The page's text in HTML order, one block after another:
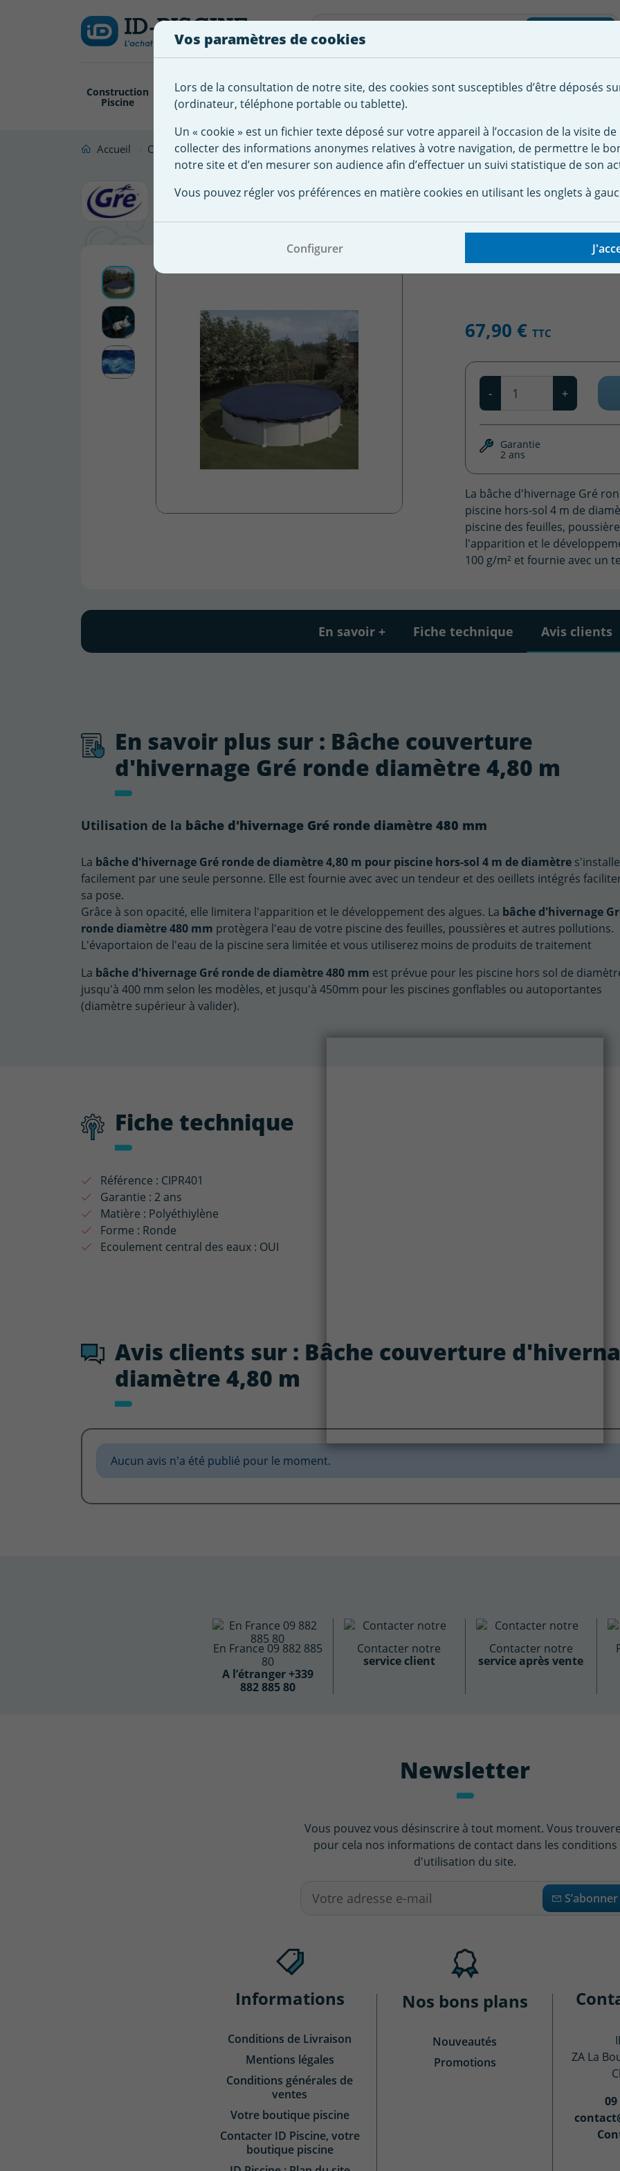
Construction
Piscine
Revêtement
Piscine
Pompe
Filtration
Traitement de
l'eau
Robot
Piscine
Chauffage & Couverture Autour de la
Accueil Couverture Abris Piscine Bâche d'hivernage Bâche d'hivernage piscine hors sol Bâche
Bâche couverture d'hivernage
diamètre 4,80 m
67,90 € TTC
Qté
- +
Garantie
2 ans
La bâche d'hivernage Gré
piscine hors-sol 4 m de
piscine des feuilles,
l'apparition et le
100 g/m² et fournie avec un
En savoir + Fiche technique Avis clients
En savoir plus sur : Bâche couverture
d'hivernage Gré ronde diamètre 4,80 m
Utilisation de la bâche d'hivernage Gré ronde diamètre 480 mm
La bâche d'hivernage Gré ronde de diamètre 4,80 m pour piscine hors-sol 4 m de diamètre s'installe
facilement par une seule personne. Elle est fournie avec avec un tendeur et des oeillets intégrés
sa pose.
Grâce à son opacité, elle limitera l'apparition et le développement des algues. La bâche d'hivernage
ronde diamètre 480 mm protègera l'eau de votre piscine des feuilles, poussières et autres pollutions.
L'évaportaion de l'eau de la piscine sera limitée et vous utiliserez moins de produits de traitement
La bâche d'hivernage Gré ronde de diamètre 480 mm est prévue pour les piscine hors sol de
jusqu'à 400 mm selon les modèles, et jusqu'à 450mm pour les piscines gonflables ou autoportantes
(diamètre supérieur à valider).
Fiche technique
Référence : CIPR401
Garantie : 2 ans
Matière : Polyéthiylène
Forme : Ronde
Ecoulement central des eaux : OUI
Avis clients sur : Bâche couverture
diamètre 4,80 m
Aucun avis n'a été publié pour le moment.
En France 09 882 885
80
A l’étranger +339
882 885 80
Contacter notre
service client
Contacter notre
service après vente
Newsletter
Vous pouvez vous désinscrire à tout moment. Vous
pour cela nos informations de contact dans les conditions
d'utilisation du site.
S’abonner
Informations
Conditions de Livraison
Mentions légales
Conditions générales de
ventes
Votre boutique piscine
Contacter ID Piscine, votre
boutique piscine
Nos bons plans
Nouveautés
Promotions
ZA La
09
Vos paramètres de cookies
Lors de la consultation de notre site, des cookies sont susceptibles d’être déposés
(ordinateur, téléphone portable ou tablette).
Un « cookie » est un fichier texte déposé sur votre appareil à l’occasion de la visite
collecter des informations anonymes relatives à votre navigation, de permettre le
notre site et d’en mesurer son audience afin d’effectuer un suivi statistique de son
Vous pouvez régler vos préférences en matière cookies en utilisant les onglets à
Configurer